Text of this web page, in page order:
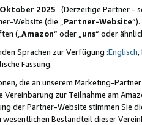
2025 (Derzeitige Partner -
Website (die „Partner-Website
(„Amazon“ oder „uns“ oder
Sprachen zur Verfügung :Englisch,
Fassung.
die an unserem Marketing-
Vereinbarung zur Teilnahme am
der Partner-Website stimmen Sie
wesentlichen Bestandteil dieser